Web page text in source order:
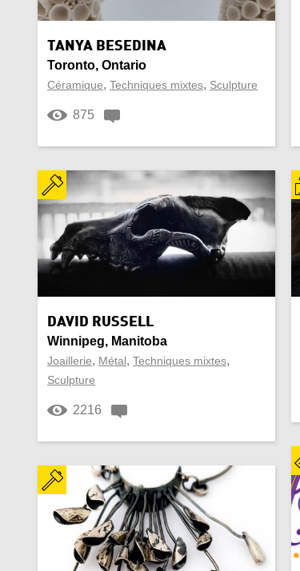
Ceinture
Ciment
Corne
Culturel
Expérimental
Forge
Instrument de musique
Mode
Oreiller
Plumes et crayons
Saisonnier
Stéatite
Yukon Territory
TANYA BESEDINA
Toronto, Ontario
Céramique, Techniques mixtes, Sculpture
875
DAVID RUSSELL
Winnipeg, Manitoba
Joaillerie, Métal, Techniques mixtes,
Sculpture
2216